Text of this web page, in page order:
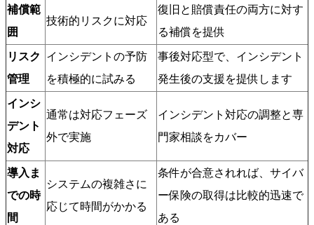
補償範
囲
技術的リスクに対応
復旧と賠償責任の両方に対す
る補償を提供
リスク
管理
インシデントの予防
を積極的に試みる
事後対応型で、インシデント
発生後の支援を提供します
インシ
デント
対応
通常は対応フェーズ
外で実施
インシデント対応の調整と専
門家相談をカバー
導入ま
での時
間
システムの複雑さに
応じて時間がかかる
条件が合意されれば、サイバ
ー保険の取得は比較的迅速で
ある